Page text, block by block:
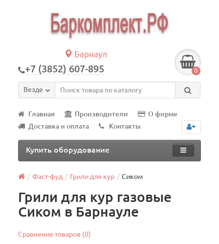
Барнаул
+7 (3852) 607-895 0
Везде
Главная Производители
О фирме
Доставка и оплата
Контакты
Купить оборудование
Фаст-фуд Грили для кур Сиком
Грили для кур газовые
Сиком в Барнауле
Сравнение товаров (0)